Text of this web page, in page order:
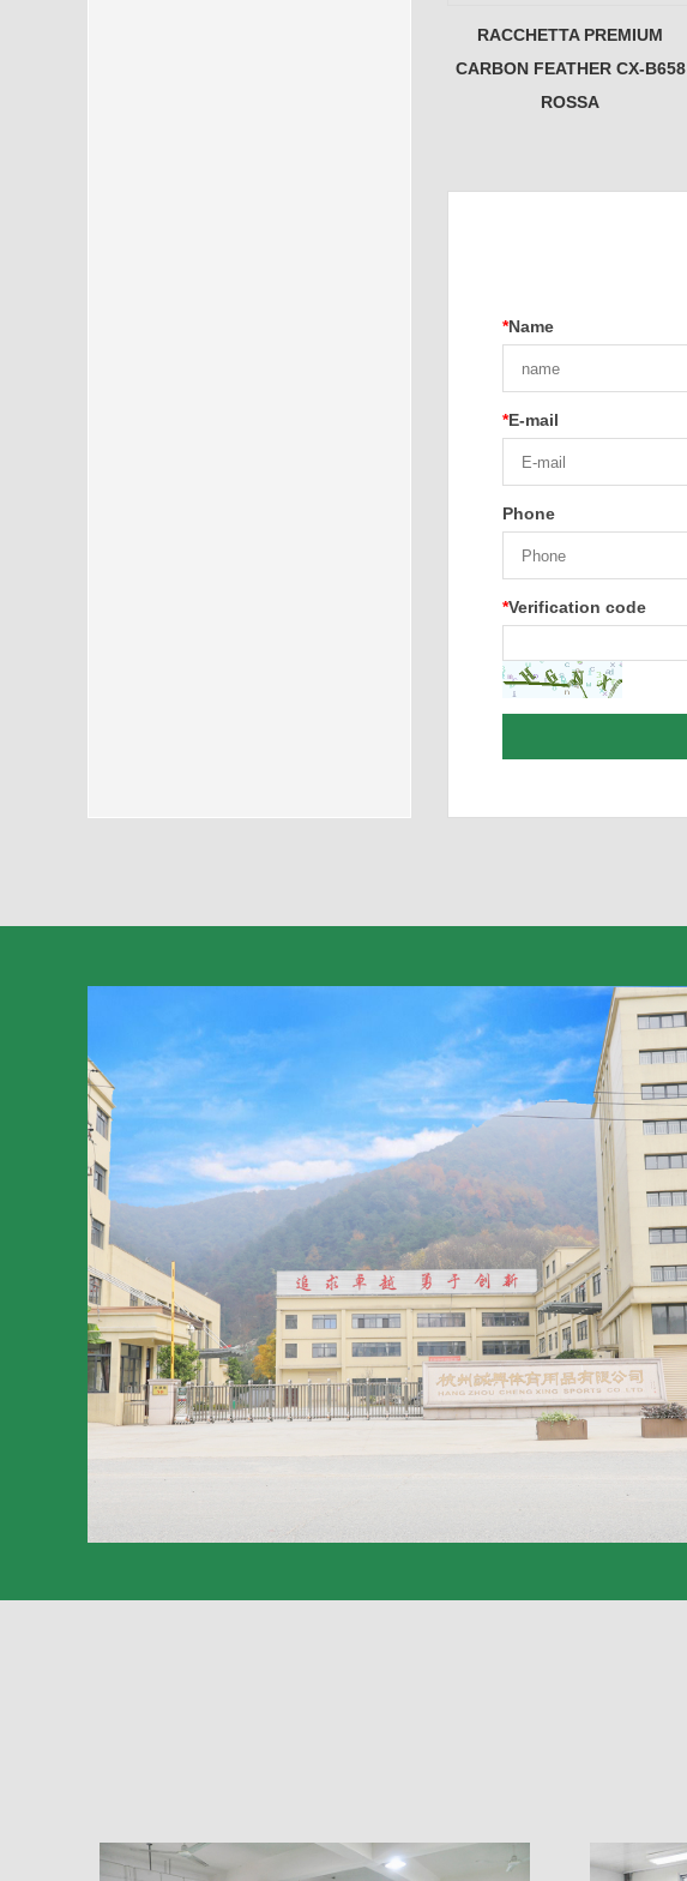
RACCHETTA PREMIUM
CARBON FEATHER CX-B658
ROSSA
*Name
*E-mail
Phone
*Verification code